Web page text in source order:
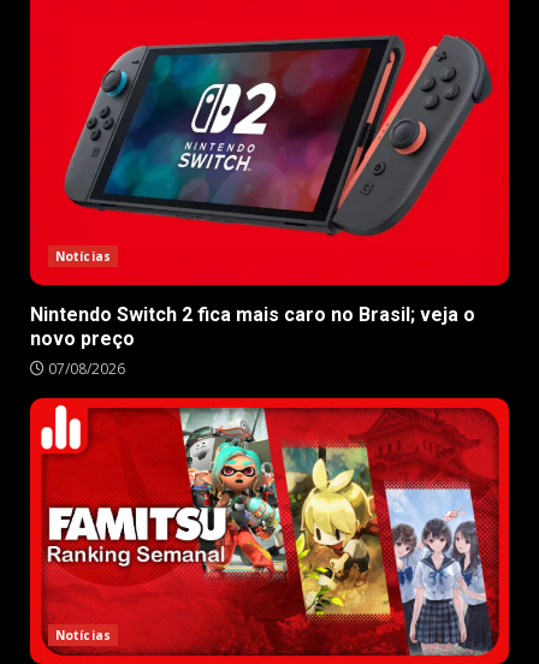
Notícias
Nintendo Switch 2 fica mais caro no Brasil; veja o
novo preço
07/08/2026
Notícias